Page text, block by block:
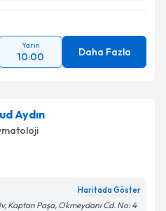
Yarın
10:00 Daha Fazla
Aydın
Haritada Göster
Kaptan Paşa, Okmeydanı Cd. No: 4